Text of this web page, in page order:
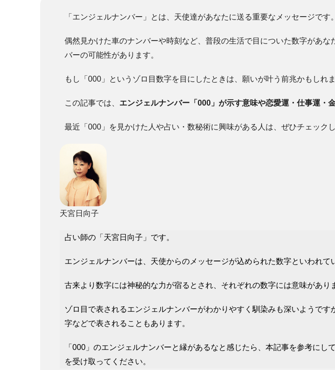
「エンジェルナンバー」とは、天使達があなたに送る重要なメッセージです。
偶然見かけた車のナンバーや時刻など、普段の生活で目についた数字があな
バーの可能性があります。
もし「000」というゾロ目数字を目にしたときは、願いが叶う前兆かもしれま
この記事では、 エンジェルナンバー「000」が示す意味や恋愛運・仕事運・
最近「000」を見かけた人や占い・数秘術に興味がある人は、ぜひチェックし
天宮日向子
占い師の「天宮日向子」です。
エンジェルナンバーは、天使からのメッセージが込められた数字といわれて
古来より数字には神秘的な力が宿るとされ、それぞれの数字には意味があり
ゾロ目で表されるエンジェルナンバーがわかりやすく馴染みも深いようです
字などで表されることもあります。
「000」のエンジェルナンバーと縁があるなと感じたら、本記事を参考にし
を受け取ってください。